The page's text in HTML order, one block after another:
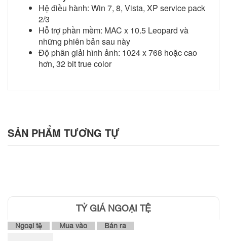
Hệ điều hành: Win 7, 8, Vista, XP service pack
2/3
Hỗ trợ phần mềm: MAC x 10.5 Leopard và
những phiên bản sau này
Độ phân giải hình ảnh: 1024 x 768 hoặc cao
hơn, 32 bit true color
SẢN PHẨM TƯƠNG TỰ
TỶ GIÁ NGOẠI TỆ
Ngoại tệ Mua vào Bán ra